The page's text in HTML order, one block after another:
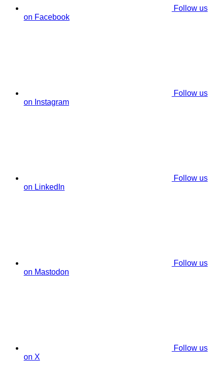
Follow us
on Facebook
Follow us
on Instagram
Follow us
on LinkedIn
Follow us
on Mastodon
Follow us
on X